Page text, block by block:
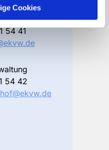
Cookies
54 41
54 42